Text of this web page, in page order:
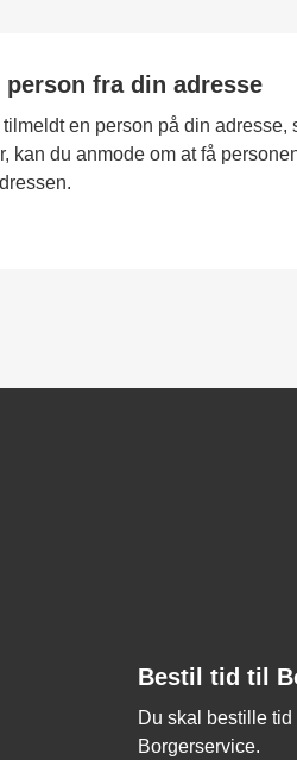
person fra din adresse
tilmeldt en person på din adresse,
kan du anmode om at få
Bestil tid til
Du skal bestille
Borgerservice.